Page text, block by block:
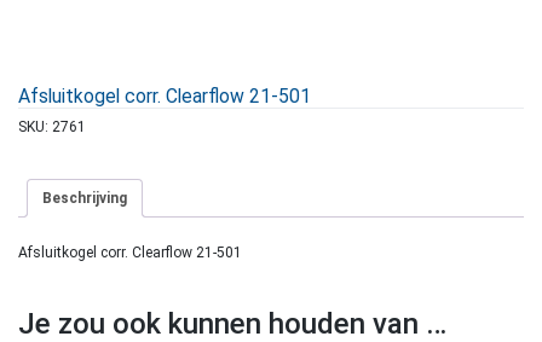
Afsluitkogel corr. Clearflow 21-501
SKU: 2761
Beschrijving
Afsluitkogel corr. Clearflow 21-501
Je zou ook kunnen houden van …